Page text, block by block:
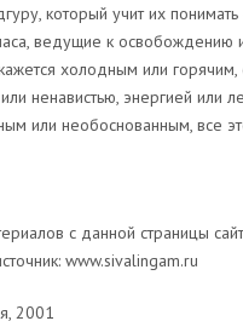
который учит их
ведущие к освобождению
холодным или
ненавистью, энергией
или необоснованным, все
с данной страницы
www.sivalingam.ru
2001